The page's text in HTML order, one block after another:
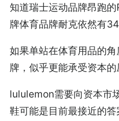
知道瑞士运动品牌昂跑
牌体育品牌耐克依然有
如果单站在体育用品的
牌，似乎更能承受资本的
lululemon需要向资本市
鞋可能是目前最接近的